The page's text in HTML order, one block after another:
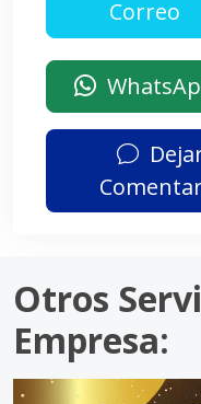
Otros
Empresa: